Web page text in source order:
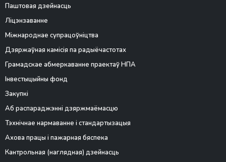
Паштовая дзейнасць
Ліцэнзаванне
Міжнароднае супрацоўніцтва
Дзяржаўная камісія па радыёчастотах
Грамадскае абмеркаванне праектаў НПА
Інвестыцыйны фонд
Закупкі
Аб распараджэнні дзяржмаёмасцю
Тэхнічнае нармаванне і стандартызацыя
Ахова працы і пажарная бяспека
Кантрольная (наглядная) дзейнасць